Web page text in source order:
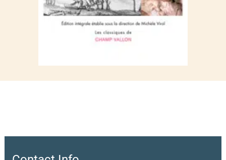
aussi un grand penseur, n’avaient été publiées in extenso. Il est
vrai que, comme les Pensées de Montesquieu ou les Lettres de
Boulainvilliers, elles avaient circulé du vivant de l’auteur. Dès son
spécialistes du Grand Siècle et que la petite maison d’édition